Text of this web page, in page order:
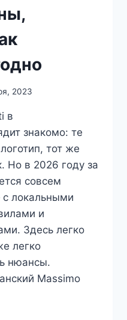
2023
в
знакомо: те
тот же
Но в 2026 году за
совсем
локальными
и
Здесь легко
легко
нюансы.
Massimo